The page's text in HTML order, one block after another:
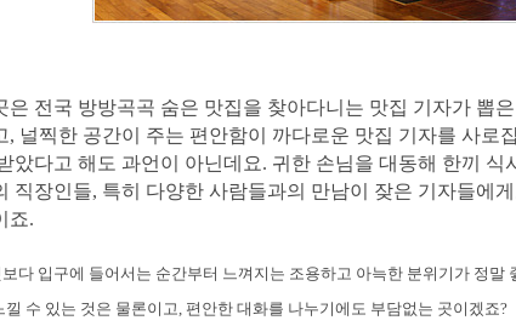
은 전국 방방곡곡 숨은 맛집을 찾아다니는 맛집 기자가 뽑
, 널찍한 공간이 주는 편안함이 까다로운 맛집 기자를 사로
았다고 해도 과언이 아닌데요. 귀한 손님을 대동해 한끼
직장인들, 특히 다양한 사람들과의 만남이 잦은 기자들에
죠.
다 입구에 들어서는 순간부터 느껴지는 조용하고 아늑한 분위기가 정말
낄 수 있는 것은 물론이고, 편안한 대화를 나누기에도 부담없는 곳이겠죠?